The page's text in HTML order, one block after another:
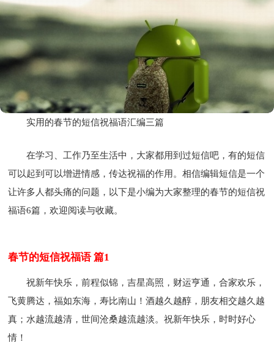
实用的春节的短信祝福语汇编三篇
在学习、工作乃至生活中，大家都用到过短信吧，有的短信
可以起到可以增进情感，传达祝福的作用。相信编辑短信是一个
让许多人都头痛的问题，以下是小编为大家整理的春节的短信祝
福语6篇，欢迎阅读与收藏。
春节的短信祝福语 篇1
祝新年快乐，前程似锦，吉星高照，财运亨通，合家欢乐，
飞黄腾达，福如东海，寿比南山！酒越久越醇，朋友相交越久越
真；水越流越清，世间沧桑越流越淡。祝新年快乐，时时好心
情！